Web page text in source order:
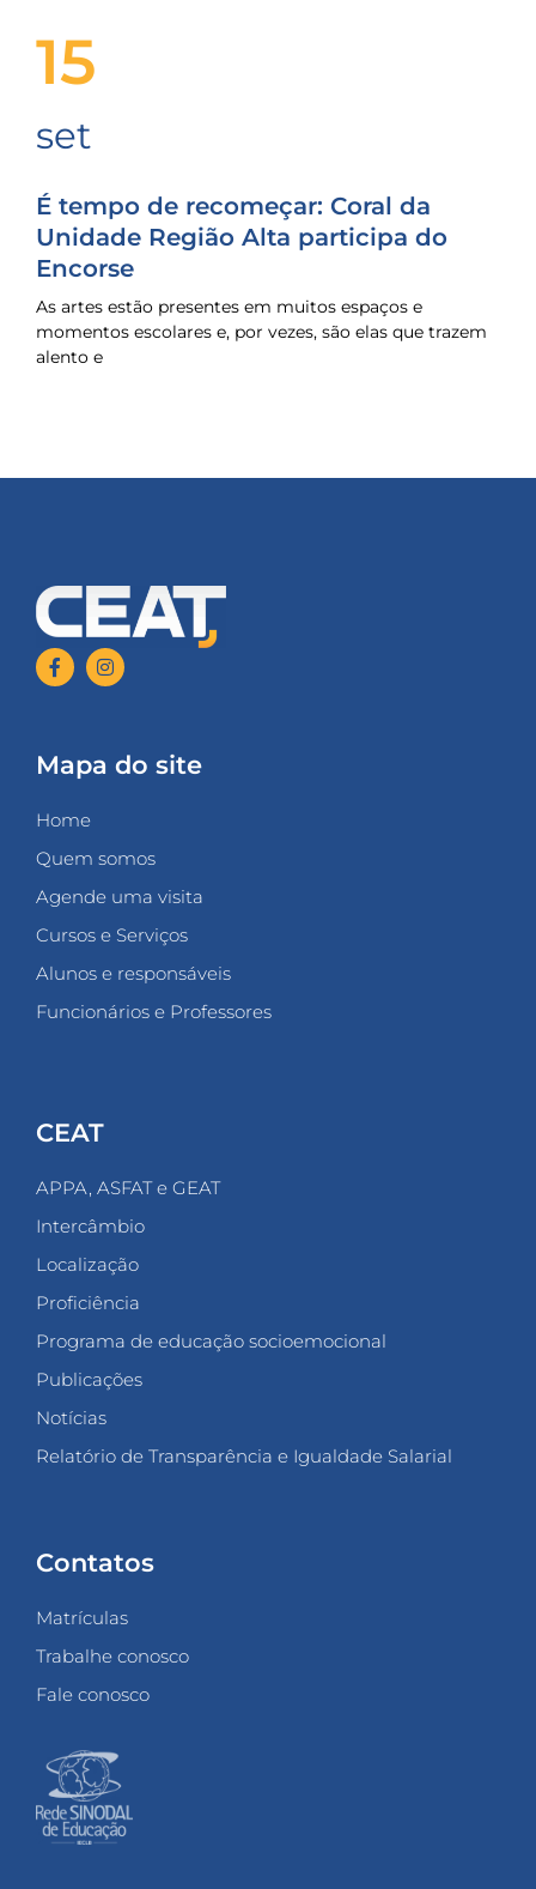
15
set
É tempo de recomeçar: Coral da
Unidade Região Alta participa do
Encorse
As artes estão presentes em muitos espaços e
momentos escolares e, por vezes, são elas que trazem
alento e
Mapa do site
Home
Quem somos
Agende uma visita
Cursos e Serviços
Alunos e responsáveis
Funcionários e Professores
CEAT
APPA, ASFAT e GEAT
Intercâmbio
Localização
Proficiência
Programa de educação socioemocional
Publicações
Notícias
Relatório de Transparência e Igualdade Salarial
Contatos
Matrículas
Trabalhe conosco
Fale conosco